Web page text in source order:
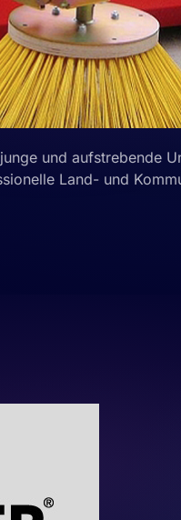
und aufstrebende
Land- und